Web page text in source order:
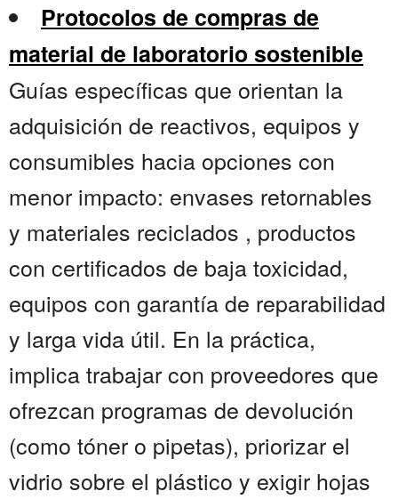
Protocolos de compras de
material de laboratorio sostenible
Guías específicas que orientan la
adquisición de reactivos, equipos y
consumibles hacia opciones con
menor impacto: envases retornables
y materiales reciclados , productos
con certificados de baja toxicidad,
equipos con garantía de reparabilidad
y larga vida útil. En la práctica,
implica trabajar con proveedores que
ofrezcan programas de devolución
(como tóner o pipetas), priorizar el
vidrio sobre el plástico y exigir hojas